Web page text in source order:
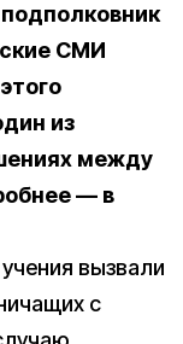
СМИ
из
между
— в
вызвали
с